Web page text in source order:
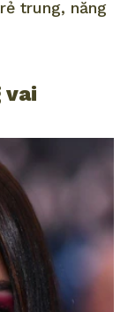
trung, năng
vai